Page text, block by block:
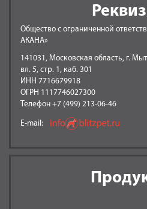
Общество с ограниченной
АКАНА»
141031, Московская область, г.
вл. 5, стр. 1, каб. 301
ИНН 7716679918
ОГРН 1117746027300
Телефон +7 (499) 213-06-46
E-mail: